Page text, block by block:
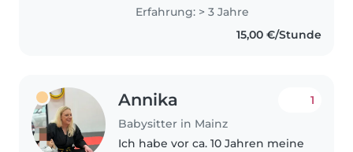
teacher at a primary school in
Poland. I have an intensive..
Erfahrung: > 3 Jahre
15,00 €/Stunde
Annika
Babysitter in Mainz
1
Ich habe vor ca. 10 Jahren meine